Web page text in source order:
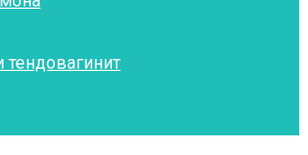
тендовагинит